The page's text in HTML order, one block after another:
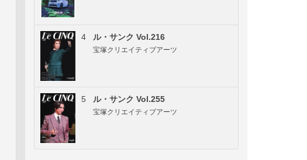
4 ル・サンク Vol.216
宝塚クリエイティブアーツ
5 ル・サンク Vol.255
宝塚クリエイティブアーツ